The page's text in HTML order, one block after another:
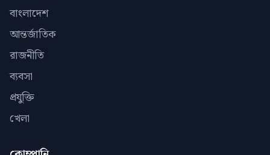
বাংলাদেশ
আন্তর্জাতিক
রাজনীতি
ব্যবসা
প্রযুক্তি
খেলা